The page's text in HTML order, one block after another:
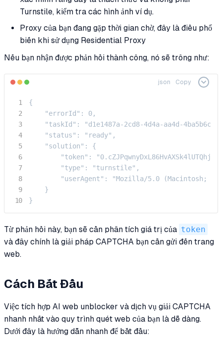
Turnstile, kiểm tra các hình ảnh ví dụ.
Proxy của bạn đang gặp thời gian chờ, đây là điều phổ
biến khi sử dụng Residential Proxy
Nếu bạn nhận được phản hồi thành công, nó sẽ trông như:
json Copy
{
    "errorId": 0,
"taskId": "d1e1487a-2cd8-4d4a-aa4d-
    "status": "ready",
    "solution": {
"token":
        "type": "turnstile",
"userAgent": "Mozilla/5.0 (Macintosh;
    }
}
Từ phản hồi này, bạn sẽ cần phân tích giá trị của token
và đây chính là giải pháp CAPTCHA bạn cần gửi đến trang
web.
Cách Bắt Đầu
Việc tích hợp AI web unblocker và dịch vụ giải CAPTCHA
nhanh nhất vào quy trình quét web của bạn là dễ dàng.
Dưới đây là hướng dẫn nhanh để bắt đầu: